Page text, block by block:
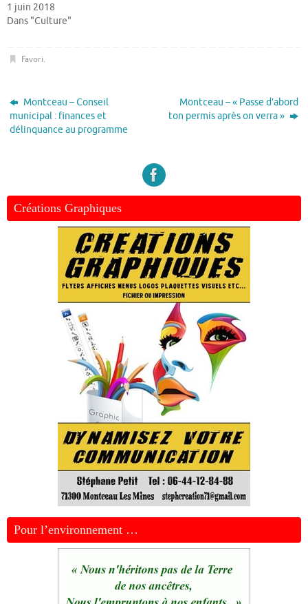
1 juin 2018
Dans "Culture"
Favori.
Montceau – Conseil
municipal : finances et
délinquance au programme
Montceau – « Passe d’abord
ton permis après on verra »
Créations Graphiques
Pour l’environnement …